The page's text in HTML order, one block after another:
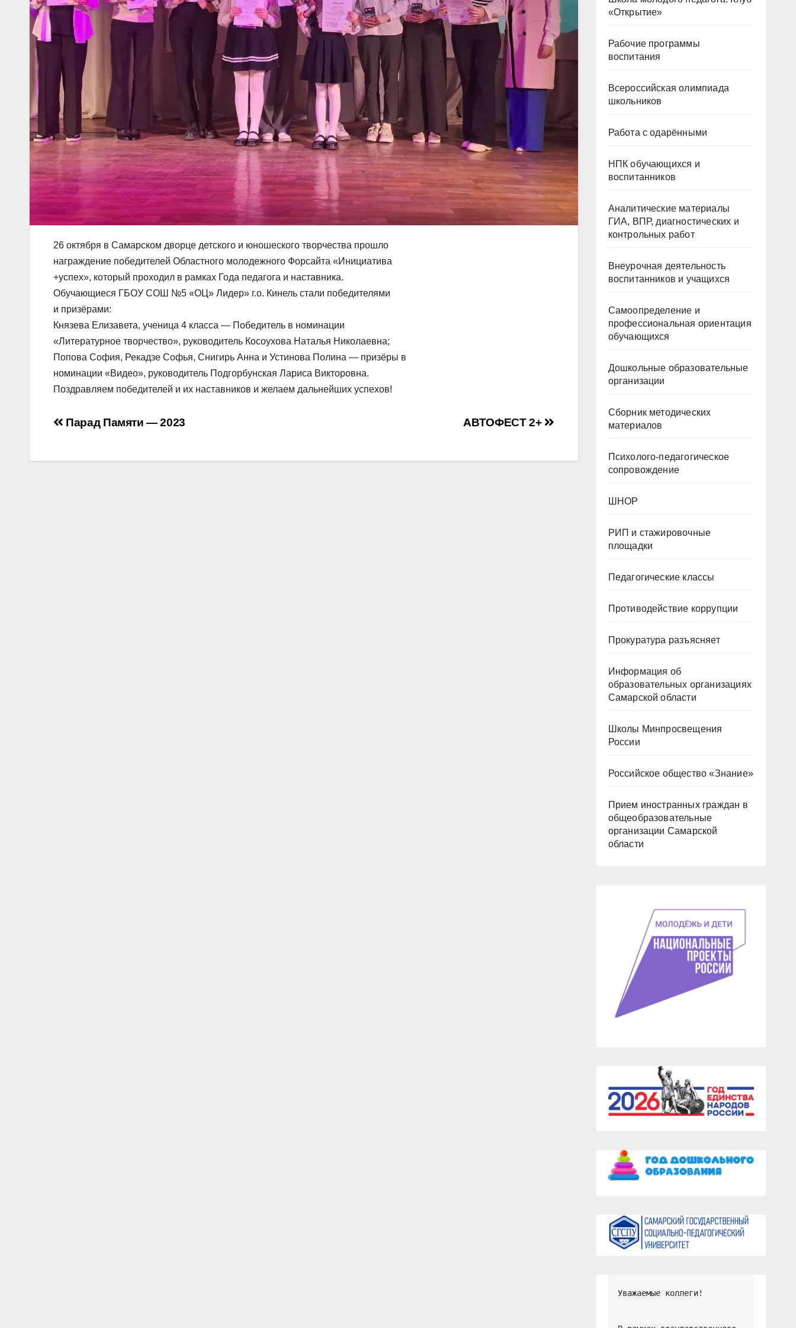
26 октября в Самарском дворце детского и юношеского творчества прошло
награждение победителей Областного молодежного Форсайта «Инициатива
+успех», который проходил в рамках Года педагога и наставника.
Обучающиеся ГБОУ СОШ №5 «ОЦ» Лидер» г.о. Кинель стали победителями
и призёрами:
Князева Елизавета, ученица 4 класса — Победитель в номинации
«Литературное творчество», руководитель Косоухова Наталья Николаевна;
Попова София, Рекадзе Софья, Снигирь Анна и Устинова Полина — призёры в
номинации «Видео», руководитель Подгорбунская Лариса Викторовна.
Поздравляем победителей и их наставников и желаем дальнейших успехов!
Навигация
АВТОФЕСТ 2+
Парад Памяти — 2023
«Открытие»
Рабочие программы
воспитания
Всероссийская олимпиада
школьников
Работа с одарёнными
НПК обучающихся и
воспитанников
Аналитические материалы
ГИА, ВПР, диагностических и
контрольных работ
Внеурочная деятельность
воспитанников и учащихся
Самоопределение и
профессиональная ориентация
обучающихся
Дошкольные образовательные
организации
Сборник методических
материалов
Психолого-педагогическое
сопровождение
ШНОР
РИП и стажировочные
площадки
Педагогические классы
Противодействие коррупции
Прокуратура разъясняет
Информация об
образовательных организациях
Самарской области
Школы Минпросвещения
России
Российское общество «Знание»
Прием иностранных граждан в
общеобразовательные
организации Самарской
области
Уважаемые коллеги!